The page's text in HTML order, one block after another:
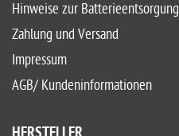
Hinweise zur Batterieentsorgung
Zahlung und Versand
Impressum
AGB/ Kundeninformationen